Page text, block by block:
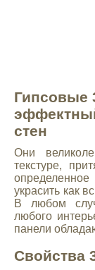
Гипсовые
стен
Они
текстуре,
украсить как
В любом
любого
панели
Свойства
Renault
Suzuki
Toyota
Volkswagen
УАЗ